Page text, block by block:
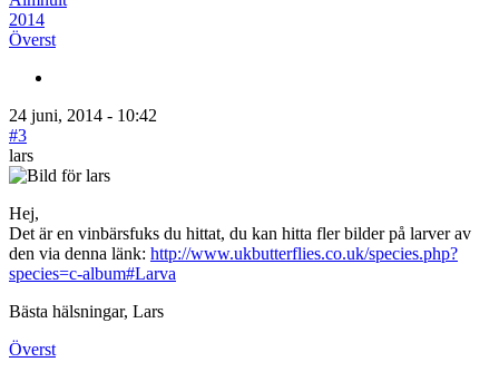
2014
Överst
24 juni, 2014 - 10:42
#3
lars
Hej,
Det är en vinbärsfuks du hittat, du kan hitta fler bilder på larver av
den via denna länk: http://www.ukbutterflies.co.uk/species.php?
species=c-album#Larva
Bästa hälsningar, Lars
Överst